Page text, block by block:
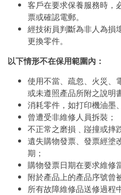
客戶在要求保養服務時，
票或確認電郵。
經技術員判斷為非人為損
更換零件。
以下情形不在保用範圍內：
使用不當、疏忽、火災、
或未遵照產品所附之說明
消耗零件，如打印機油墨
曾遭受非維修人員拆裝；
不正常之磨損﹑踫撞或摔
遺失購物發票、發票經塗
期；
購物發票日期在要求維修
附於產品上的產品序號曾
所有故障維修品送修過程